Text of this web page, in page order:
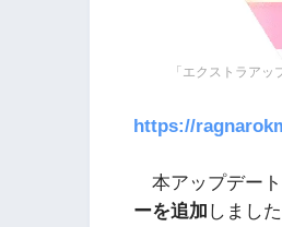
「エクストラア
https://
本アップデート
ーを追加 しまし